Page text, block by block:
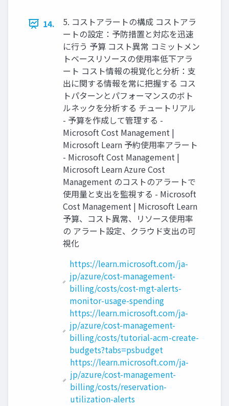
14.
5. コストアラートの構成 コストアラ
ートの設定：予防措置と対応を迅速
に行う 予算 コスト異常 コミットメン
トベースリソースの使用率低下アラ
ート コスト情報の視覚化と分析：支
出に関する情報を常に把握する コス
トパターンとパフォーマンスのボト
ルネックを分析する チュートリアル
- 予算を作成して管理する -
Microsoft Cost Management |
Microsoft Learn 予約使用率アラート
- Microsoft Cost Management |
Microsoft Learn Azure Cost
Management のコストのアラートで
使用量と支出を監視する - Microsoft
Cost Management | Microsoft Learn
予算、コスト異常、リソース使用率
の アラート設定、クラウド支出の可
視化
https://learn.microsoft.com/ja-
jp/azure/cost-management-
billing/costs/cost-mgt-alerts-
monitor-usage-spending
https://learn.microsoft.com/ja-
jp/azure/cost-management-
billing/costs/tutorial-acm-create-
budgets?tabs=psbudget
https://learn.microsoft.com/ja-
jp/azure/cost-management-
billing/costs/reservation-
utilization-alerts